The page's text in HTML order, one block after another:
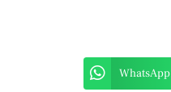
WhatsApp